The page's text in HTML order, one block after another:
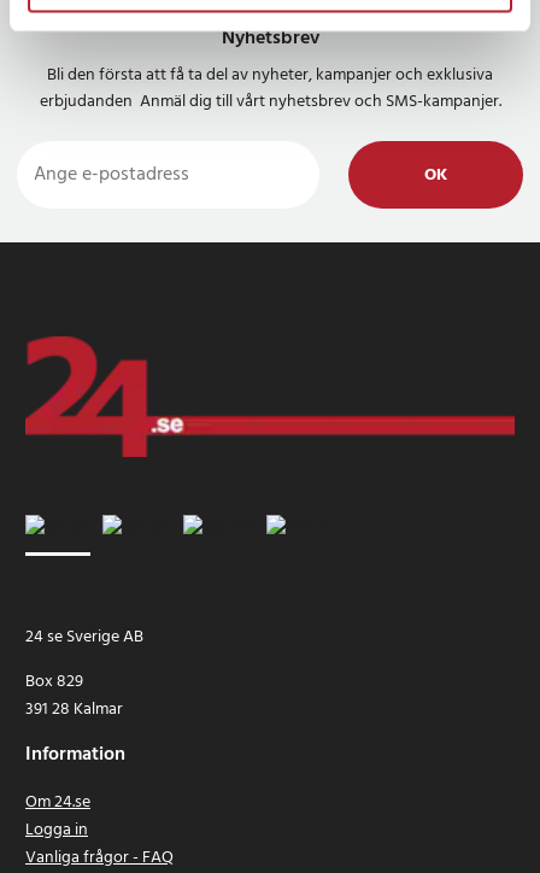
Nyhetsbrev
Bli den första att få ta del av nyheter, kampanjer och exklusiva
erbjudanden Anmäl dig till vårt nyhetsbrev och SMS-kampanjer.
OK
24 se Sverige AB
Box 829
391 28 Kalmar
Information
Om 24.se
Logga in
Vanliga frågor - FAQ